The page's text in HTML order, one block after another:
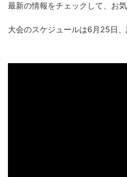
最新の情報をチェックして、お
大会のスケジュールは6月25日